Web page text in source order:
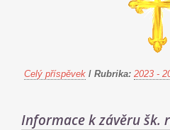
Celý příspěvek / Rubrika: 2023 -
Informace k závěru šk.